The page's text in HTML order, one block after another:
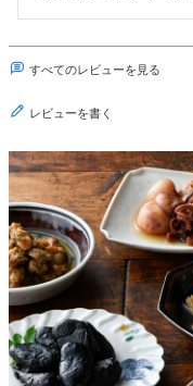
すべてのレビューを見る
レビューを書く